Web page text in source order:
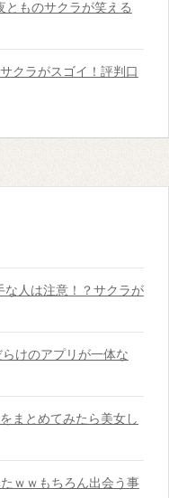
とものサクラが笑える
クラがスゴイ！評判口
な人は注意！？サクラが
けのアプリが一体な
まとめてみたら美女し
ｗｗもちろん出会う事